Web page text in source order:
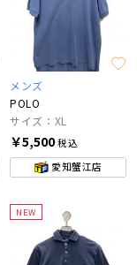
メンズ
POLO
サイズ：XL
￥5,500税込
愛知蟹江店
NEW